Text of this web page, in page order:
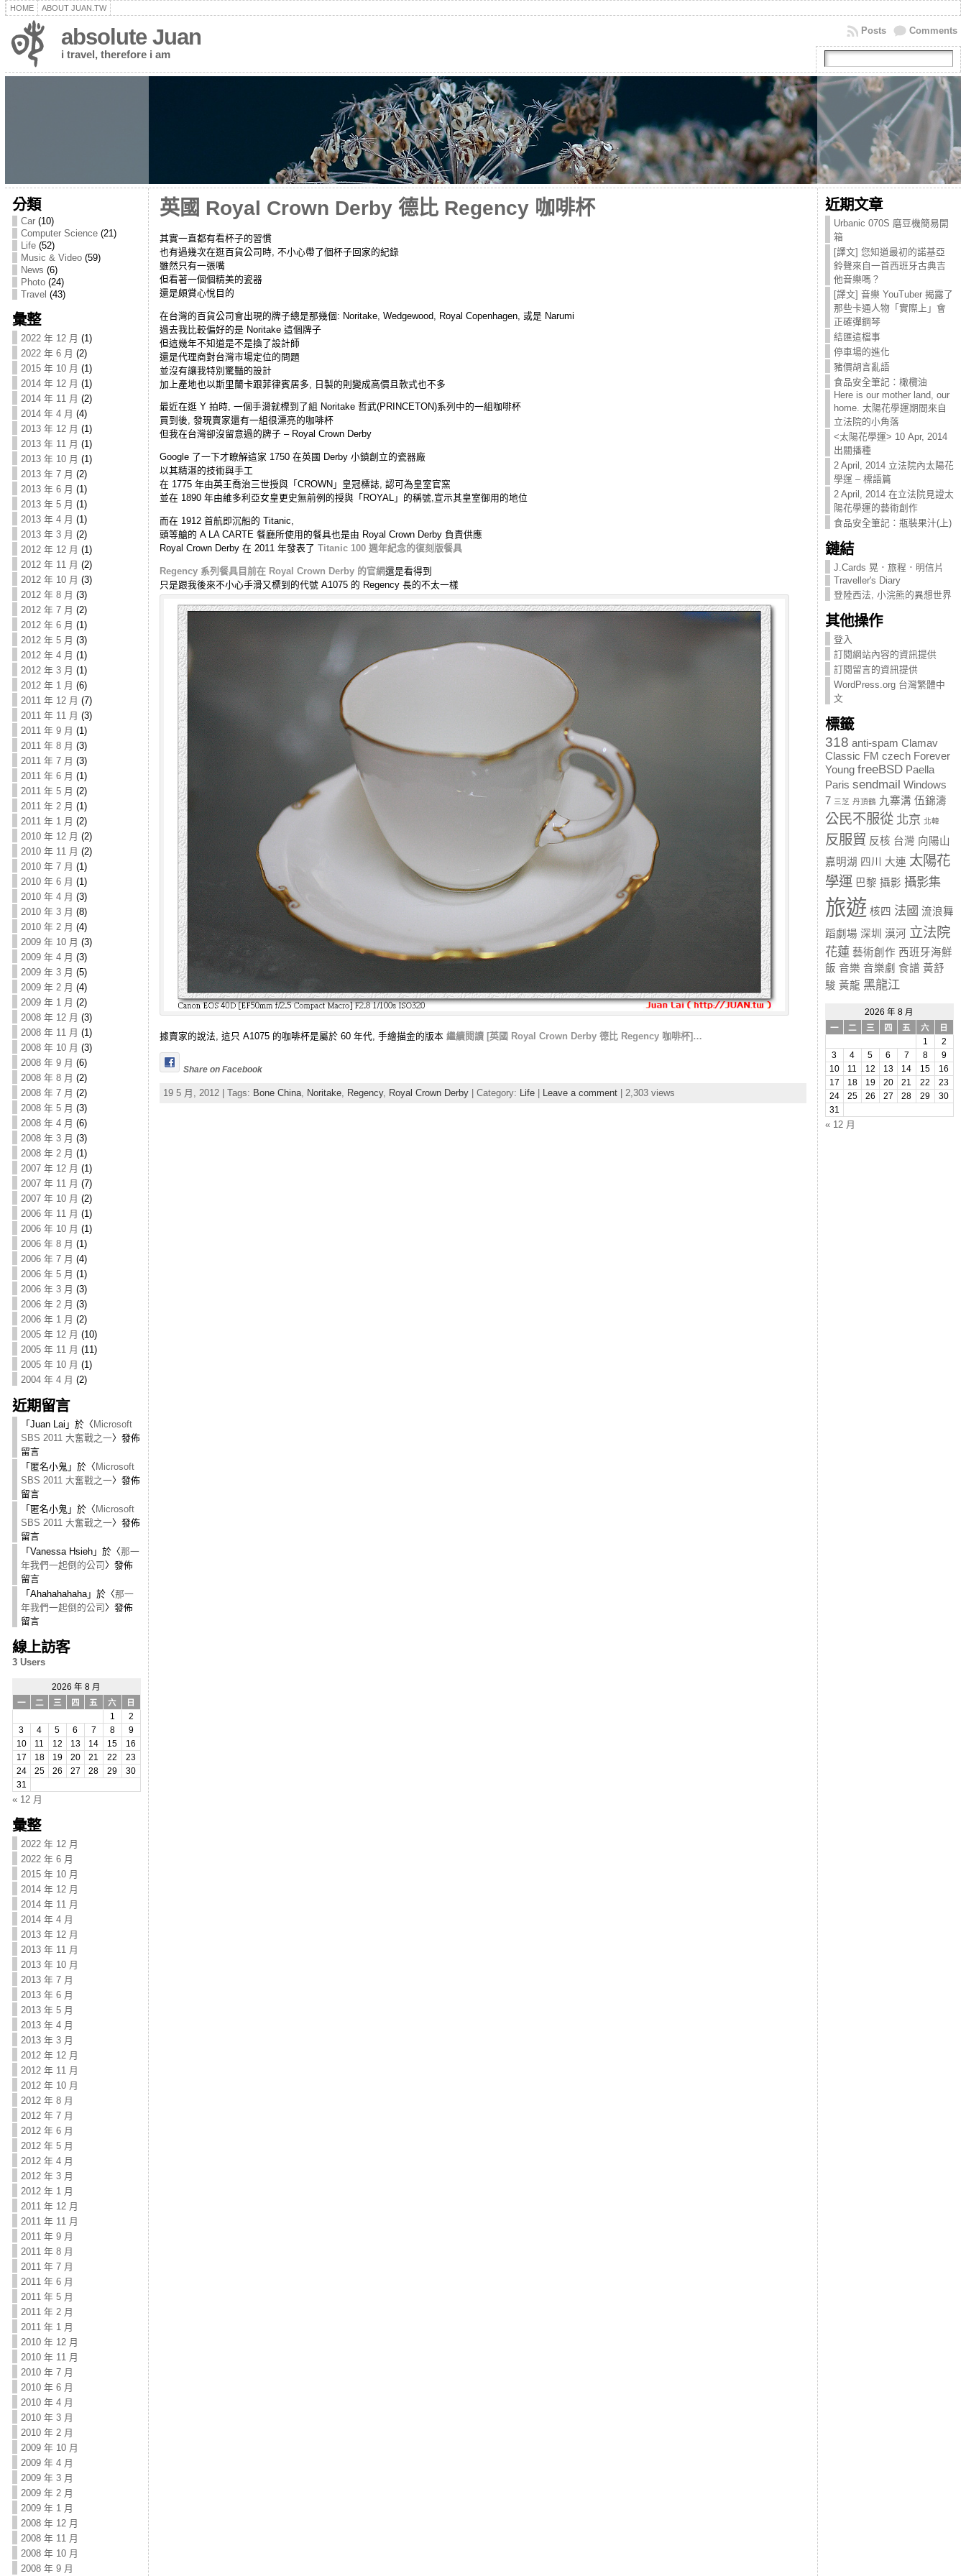
HOME ABOUT JUAN.TW
absolute Juan
i travel, therefore i am
Comments
Posts
分類
Car(10)
Computer Science(21)
Life(52)
Music & Video(59)
News (6)
Photo(24)
Travel (43)
彙整
2022 年 12 月 (1)
2022 年 6 月 (2)
2015 年 10 月 (1)
2014 年 12 月 (1)
2014 年 11 月 (2)
2014 年 4 月 (4)
2013 年 12 月 (1)
2013 年 11 月 (1)
2013 年 10 月 (1)
2013 年 7 月 (2)
2013 年 6 月 (1)
2013 年 5 月 (1)
2013 年 4 月 (1)
2013 年 3 月 (2)
2012 年 12 月 (1)
2012 年 11 月 (2)
2012 年 10 月 (3)
2012 年 8 月 (3)
2012 年 7 月 (2)
2012 年 6 月 (1)
2012 年 5 月 (3)
2012 年 4 月 (1)
2012 年 3 月 (1)
2012 年 1 月 (6)
2011 年 12 月 (7)
2011 年 11 月 (3)
2011 年 9 月 (1)
2011 年 8 月 (3)
2011 年 7 月 (3)
2011 年 6 月 (1)
2011 年 5 月 (2)
2011 年 2 月 (1)
2011 年 1 月 (2)
2010 年 12 月 (2)
2010 年 11 月 (2)
2010 年 7 月 (1)
2010 年 6 月 (1)
2010 年 4 月 (3)
2010 年 3 月 (8)
2010 年 2 月 (4)
2009 年 10 月 (3)
2009 年 4 月 (3)
2009 年 3 月 (5)
2009 年 2 月 (4)
2009 年 1 月 (2)
2008 年 12 月 (3)
2008 年 11 月 (1)
2008 年 10 月 (3)
2008 年 9 月 (6)
2008 年 8 月 (2)
2008 年 7 月 (2)
2008 年 5 月 (3)
2008 年 4 月 (6)
2008 年 3 月 (3)
2008 年 2 月 (1)
2007 年 12 月 (1)
2007 年 11 月 (7)
2007 年 10 月 (2)
2006 年 11 月 (1)
2006 年 10 月 (1)
2006 年 8 月 (1)
2006 年 7 月 (4)
2006 年 5 月 (1)
2006 年 3 月 (3)
2006 年 2 月 (3)
2006 年 1 月 (2)
2005 年 12 月 (10)
2005 年 11 月 (11)
2005 年 10 月 (1)
2004 年 4 月 (2)
近期留言
「 Juan Lai 」於〈 Microsoft
SBS 2011 大奮戰之一〉發佈
留言
「 匿名小鬼 」於〈 Microsoft
SBS 2011 大奮戰之一〉發佈
留言
「 匿名小鬼 」於〈 Microsoft
SBS 2011 大奮戰之一〉發佈
留言
「 Vanessa Hsieh」於〈那一
年我們一起倒的公司 〉發佈
留言
「 Ahahahahaha」於〈那一
年我們一起倒的公司 〉發佈
留言
線上訪客
3 Users
2026 年 8 月
一
二 三 四 五 六
日
1
2
3
4 5 6 7 8
9
10
11 12 13 14 15
16
17
18 19 20 21 22
23
24
25 26 27 28 29
30
31
« 12 月
彙整
2022 年 12 月
2022 年 6 月
2015 年 10 月
2014 年 12 月
2014 年 11 月
2014 年 4 月
2013 年 12 月
2013 年 11 月
2013 年 10 月
2013 年 7 月
2013 年 6 月
2013 年 5 月
2013 年 4 月
2013 年 3 月
2012 年 12 月
2012 年 11 月
2012 年 10 月
2012 年 8 月
2012 年 7 月
2012 年 6 月
2012 年 5 月
2012 年 4 月
2012 年 3 月
2012 年 1 月
2011 年 12 月
2011 年 11 月
2011 年 9 月
2011 年 8 月
2011 年 7 月
2011 年 6 月
2011 年 5 月
2011 年 2 月
2011 年 1 月
2010 年 12 月
2010 年 11 月
2010 年 7 月
2010 年 6 月
2010 年 4 月
2010 年 3 月
2010 年 2 月
2009 年 10 月
2009 年 4 月
2009 年 3 月
2009 年 2 月
2009 年 1 月
2008 年 12 月
2008 年 11 月
2008 年 10 月
2008 年 9 月
英國 Royal Crown Derby 德比 Regency 咖啡杯
其實一直都有看杯子的習慣
也有過幾次在逛百貨公司時, 不小心帶了個杯子回家的紀錄
雖然只有一張嘴
但看著一個個精美的瓷器
還是頗賞心悅目的
在台灣的百貨公司會出現的牌子總是那幾個: Noritake, Wedgewood, Royal Copenhagen, 或是 Narumi
過去我比較偏好的是 Noritake 這個牌子
但這幾年不知道是不是換了設計師
還是代理商對台灣市場定位的問題
並沒有讓我特別驚豔的設計
加上產地也以斯里蘭卡跟菲律賓居多, 日製的則變成高價且款式也不多
最近在逛 Y 拍時, 一個手滑就標到了組 Noritake 哲武(PRINCETON)系列中的一組咖啡杯
買到後, 發現賣家還有一組很漂亮的咖啡杯
但我在台灣卻沒留意過的牌子 – Royal Crown Derby
Google 了一下才瞭解這家 1750 在英國 Derby 小鎮創立的瓷器廠
以其精湛的技術與手工
在 1775 年由英王喬治三世授與「CROWN」皇冠標誌, 認可為皇室官窯
並在 1890 年由維多利亞女皇更史無前例的授與「ROYAL」的稱號,宣示其皇室御用的地位
而在 1912 首航即沉船的 Titanic,
頭等艙的 A LA CARTE 餐廳所使用的餐具也是由 Royal Crown Derby 負責供應
Royal Crown Derby 在 2011 年發表了 Titanic 100 週年紀念的復刻版餐具
Regency 系列餐具目前在 Royal Crown Derby 的官網還是看得到
只是跟我後來不小心手滑又標到的代號 A1075 的 Regency 長的不太一樣
據賣家的說法, 這只 A1075 的咖啡杯是屬於 60 年代, 手繪描金的版本 繼續閱讀 [英國 Royal Crown Derby 德比 Regency 咖啡杯]…
Share on Facebook
19 5 月, 2012 | Tags: Bone China, Noritake, Regency, Royal Crown Derby| Category: Life| Leave a comment| 2,303 views
近期文章
Urbanic 070S 磨豆機簡易開
箱
[譯文] 您知道最初的諾基亞
鈴聲來自一首西班牙古典吉
他音樂嗎？
[譯文] 音樂 YouTuber 揭露了
那些卡通人物「實際上」會
正確彈鋼琴
結匯這檔事
停車場的進化
豬價胡言亂語
食品安全筆記：橄欖油
Here is our mother land, our
home. 太陽花學運期間來自
立法院的小角落
<太陽花學運> 10 Apr, 2014
出關播種
2 April, 2014 立法院內太陽花
學運 – 標語篇
2 April, 2014 在立法院見證太
陽花學運的藝術創作
食品安全筆記：瓶裝果汁(上)
鏈結
J.Cards 晃．旅程．明信片
Traveller's Diary
登陸西法, 小浣熊的異想世界
其他操作
登入
訂閱網站內容的資訊提供
訂閱留言的資訊提供
WordPress.org 台灣繁體中
文
標籤
318 anti-spam Clamav
Classic FM czech Forever
Young freeBSD Paella
Paris sendmail Windows
7 三芝 丹頂鶴 九寨溝 伍錦濤
公民不服從 北京 北韓
反服貿 反核 台灣 向陽山
嘉明湖 四川 大連 太陽花
學運 巴黎 攝影 攝影集
旅遊 核四 法國 流浪舞
蹈劇場 深圳 漠河 立法院
花蓮 藝術創作 西班牙海鮮
飯 音樂 音樂劇 食譜 黃舒
駿 黃龍 黑龍江
2026 年 8 月
一
二 三 四 五 六
日
1
2
3
4 5 6 7 8
9
10
11 12 13 14 15
16
17
18 19 20 21 22
23
24
25 26 27 28 29
30
31
« 12 月